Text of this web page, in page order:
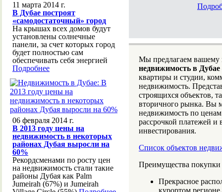
Мы предлагаем
недвижимость в Дубае
квартиры и студии,
недвижимость.
строящихся объектов,
вторичного рынка. Вы
недвижимость по
рассрочкой платежей
инвестирования.
Список объектов
Преимущества
Прекрасное
курортом регионе.
11 марта 2014 г.
В Дубае построят
«самодостаточный» город
На крышах всех домов будут
установлены солнечные
панели, за счет которых город
будет полностью сам
обеспечивать себя энергией
Подробнее
06 февраля 2014 г.
В 2013 году цены на
недвижимость в некоторых
районах Дубая выросли на
60%
Рекордсменами по росту цен
на недвижимость стали такие
районы Дубая как Palm
Jumeirah (67%) и Jumeirah